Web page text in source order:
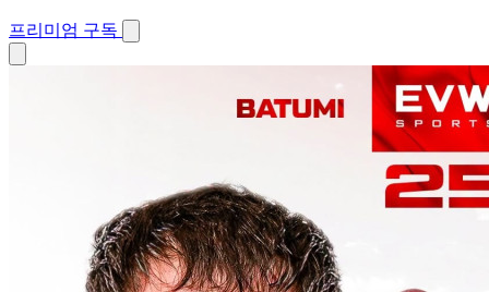
프리미엄 구독